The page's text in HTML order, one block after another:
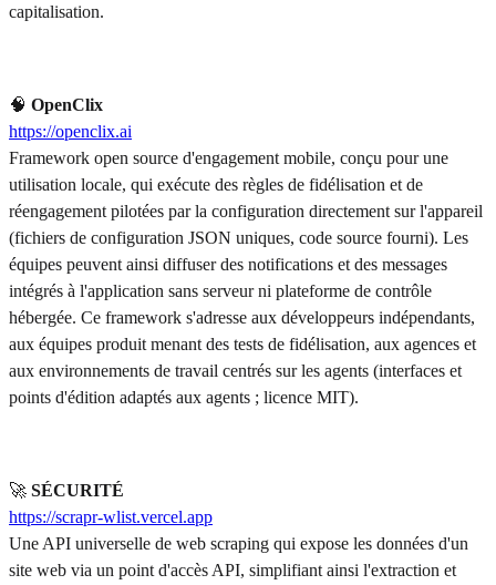
capitalisation.
🧠 OpenClix
https://openclix.ai
Framework open source d'engagement mobile, conçu pour une
utilisation locale, qui exécute des règles de fidélisation et de
réengagement pilotées par la configuration directement sur l'appareil
(fichiers de configuration JSON uniques, code source fourni). Les
équipes peuvent ainsi diffuser des notifications et des messages
intégrés à l'application sans serveur ni plateforme de contrôle
hébergée. Ce framework s'adresse aux développeurs indépendants,
aux équipes produit menant des tests de fidélisation, aux agences et
aux environnements de travail centrés sur les agents (interfaces et
points d'édition adaptés aux agents ; licence MIT).
🚀 SÉCURITÉ
https://scrapr-wlist.vercel.app
Une API universelle de web scraping qui expose les données d'un
site web via un point d'accès API, simplifiant ainsi l'extraction et